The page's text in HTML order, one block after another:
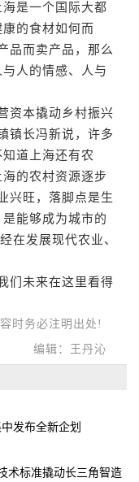
是一个国际大都
的食材如何而
品而卖产品，那么
人的情感、人与
本撬动乡村振兴
镇长冯新说，许多
道上海还有农
的农村资源逐步
兴旺，落脚点是生
能够成为城市的
在发展现代农业、
未来在这里看得
容时务必注明出处!
编辑：王丹沁
发布全新企划
术标准撬动长三角智造